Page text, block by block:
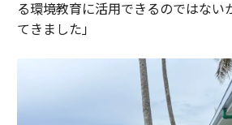
る環境教育に活用できるのではない
てきました」